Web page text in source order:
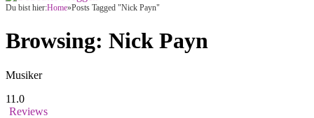
Du bist hier:Home»Posts Tagged "Nick Payn"
Browsing: Nick Payn
Musiker
11.0
Reviews